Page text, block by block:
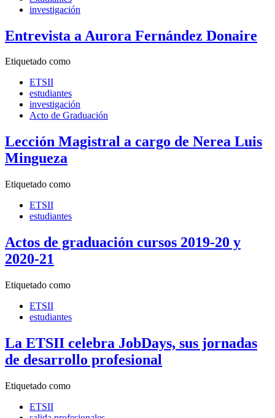
investigación
Entrevista a Aurora Fernández Donaire
Etiquetado como
ETSII
estudiantes
investigación
Acto de Graduación
Lección Magistral a cargo de Nerea Luis
Mingueza
Etiquetado como
ETSII
estudiantes
Actos de graduación cursos 2019-20 y
2020-21
Etiquetado como
ETSII
estudiantes
La ETSII celebra JobDays, sus jornadas
de desarrollo profesional
Etiquetado como
ETSII